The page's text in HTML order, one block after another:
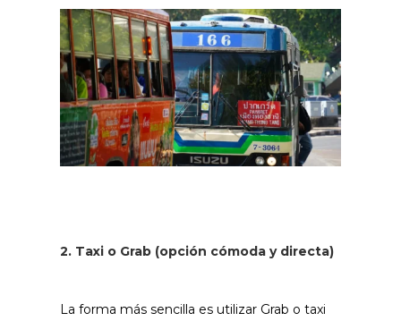
2. Taxi o Grab (opción cómoda y directa)
La forma más sencilla es utilizar Grab o taxi